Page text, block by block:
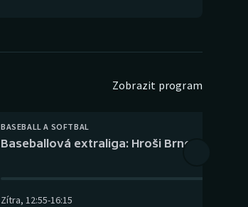
Zobrazit program
BASEBALL A SOFTBAL
Baseballová extraliga: Hroši Brno – Eagles
Zítra, 12:55-16:15